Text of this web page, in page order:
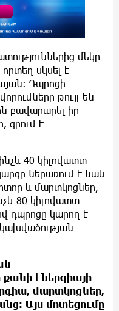
մեկը
սկսել է
Դպրոցի
թույլ են
բավարարել իր
գրում է
40 կիլովատտ
ներառում է նաև
և մարտկոցներ,
80 կիլովատտ
դպրոցը կարող է
էներգիայի
մարտկոցներ,
Այս մոտեցումը